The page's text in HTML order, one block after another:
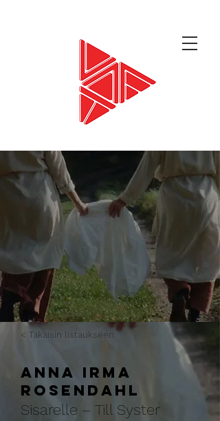
< Takaisin listaukseen
Anna Irma
Rosendahl
Sisarelle – Till Syster